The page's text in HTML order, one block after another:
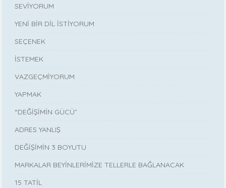
SEVİYORUM
YENİ BİR DİL İSTİYORUM
SEÇENEK
İSTEMEK
VAZGEÇMİYORUM
YAPMAK
“DEĞİŞİMİN GÜCÜ”
ADRES YANLIŞ
DEĞİŞİMİN 3 BOYUTU
MARKALAR BEYİNLERİMİZE TELLERLE BAĞLANACAK
15 TATİL